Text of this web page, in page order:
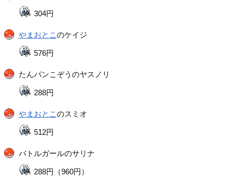
304円
やまおとこ のケイジ
576円
たんパンこぞうのヤスノリ
288円
やまおとこ のスミオ
512円
バトルガールのサリナ
288円（960円）